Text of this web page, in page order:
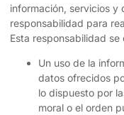
información, servicios y
responsabilidad para
Esta responsabilidad se
Un uso de la
datos ofrecidos
lo dispuesto por
moral o el orden